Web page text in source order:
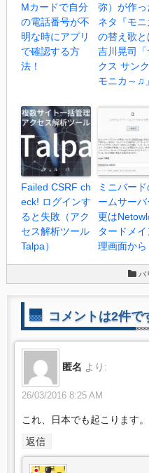
Mカードで自分
の電話番号が不
明な時にアプリ
で確認する方
法！
弥）が作っ
ネタ『モニ
の替え歌と
吉川晃司「
クス サン
モニカ～♫」
Failed CSRF ch
eck! ログインす
ると失敗（アク
セス解析ツール
Talpa）
ミニバー
ームサー
更はNetowl
タードメイ
理画面から
バ
コメントは2件で
匿名 より:
26/03/2016 8:25 AM
これ、日本でも起こります。
返信